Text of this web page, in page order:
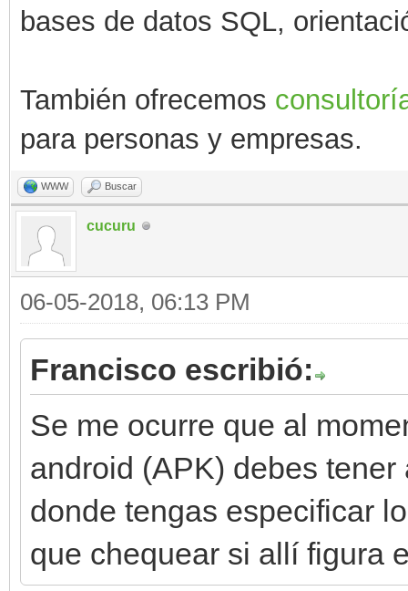
bases de datos SQL,
También ofrecemos
para personas y empresas.
WWW Buscar
cucuru
06-05-2018, 06:13 PM
Francisco escribió:
Se me ocurre que al
android (APK) debes
donde tengas especificar
que chequear si allí figura